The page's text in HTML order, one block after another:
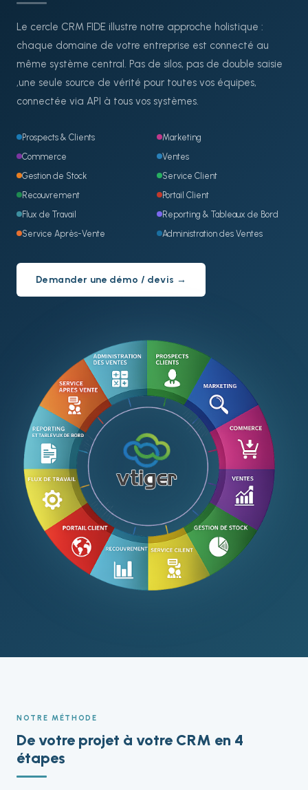
Le cercle CRM FIDE illustre notre approche holistique :
chaque domaine de votre entreprise est connecté au
même système central. Pas de silos, pas de double saisie
,une seule source de vérité pour toutes vos équipes,
connectée via API à tous vos systèmes.
Prospects & Clients
Marketing
Commerce
Ventes
Gestion de Stock
Service Client
Recouvrement
Portail Client
Flux de Travail
Reporting & Tableaux de Bord
Service Après-Vente
Administration des Ventes
Demander une démo / devis →
NOTRE MÉTHODE
De votre projet à votre CRM en 4
étapes